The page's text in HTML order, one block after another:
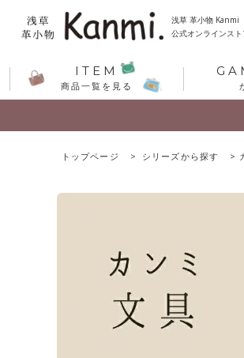
浅草 革小物 Kanmi
公式オンラインスト
ITEM
商品一覧を見る
トップページ シリーズから探す